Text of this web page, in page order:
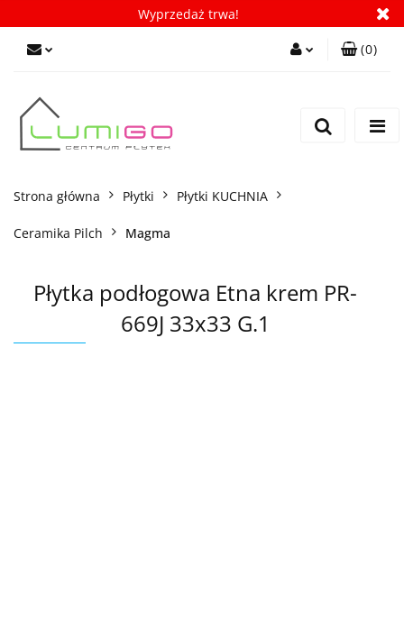
Wyprzedaż trwa!
(0)
Strona główna Płytki Płytki KUCHNIA
Ceramika Pilch Magma
Płytka podłogowa Etna krem PR-
669J 33x33 G.1